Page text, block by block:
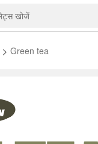
Green tea